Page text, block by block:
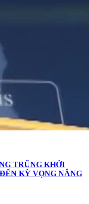
TRŨNG KHỞI
KỲ VỌNG NÂNG